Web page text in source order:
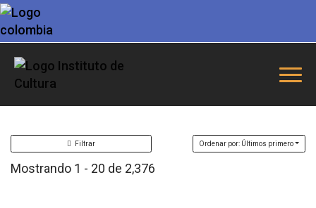
Filtrar
Mostrando 1 - 20 de 2,376
Ordenar por: Últimos primero